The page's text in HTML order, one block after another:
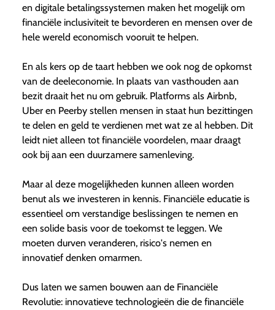
en digitale betalingssystemen maken het mogelijk om
financiële inclusiviteit te bevorderen en mensen over de
hele wereld economisch vooruit te helpen.
En als kers op de taart hebben we ook nog de opkomst
van de deeleconomie. In plaats van vasthouden aan
bezit draait het nu om gebruik. Platforms als Airbnb,
Uber en Peerby stellen mensen in staat hun bezittingen
te delen en geld te verdienen met wat ze al hebben. Dit
leidt niet alleen tot financiële voordelen, maar draagt
ook bij aan een duurzamere samenleving.
Maar al deze mogelijkheden kunnen alleen worden
benut als we investeren in kennis. Financiële educatie is
essentieel om verstandige beslissingen te nemen en
een solide basis voor de toekomst te leggen. We
moeten durven veranderen, risico's nemen en
innovatief denken omarmen.
Dus laten we samen bouwen aan de Financiële
Revolutie: innovatieve technologieën die de financiële